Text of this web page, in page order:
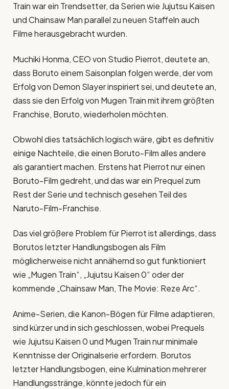
Train war ein Trendsetter, da Serien wie Jujutsu Kaisen
und Chainsaw Man parallel zu neuen Staffeln auch
Filme herausgebracht wurden.
Muchiki Honma, CEO von Studio Pierrot, deutete an,
dass Boruto einem Saisonplan folgen werde, der vom
Erfolg von Demon Slayer inspiriert sei, und deutete an,
dass sie den Erfolg von Mugen Train mit ihrem größten
Franchise, Boruto, wiederholen möchten.
Obwohl dies tatsächlich logisch wäre, gibt es definitiv
einige Nachteile, die einen Boruto-Film alles andere
als garantiert machen. Erstens hat Pierrot nur einen
Boruto-Film gedreht, und das war ein Prequel zum
Rest der Serie und technisch gesehen Teil des
Naruto-Film-Franchise.
Das viel größere Problem für Pierrot ist allerdings, dass
Borutos letzter Handlungsbogen als Film
möglicherweise nicht annähernd so gut funktioniert
wie „Mugen Train“, „Jujutsu Kaisen 0“ oder der
kommende „Chainsaw Man, The Movie: Reze Arc“.
Anime-Serien, die Kanon-Bögen für Filme adaptieren,
sind kürzer und in sich geschlossen, wobei Prequels
wie Jujutsu Kaisen 0 und Mugen Train nur minimale
Kenntnisse der Originalserie erfordern. Borutos
letzter Handlungsbogen, eine Kulmination mehrerer
Handlungsstränge, könnte jedoch für ein